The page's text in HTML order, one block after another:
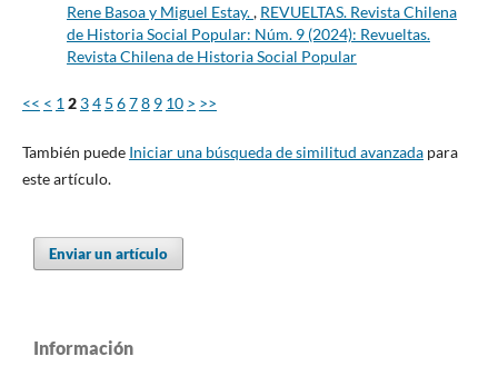
Rene Basoa y Miguel Estay., REVUELTAS. Revista Chilena
de Historia Social Popular: Núm. 9 (2024): Revueltas.
Revista Chilena de Historia Social Popular
<< < 1 2 34 5 678 9 10 > >>
También puede Iniciar una búsqueda de similitud avanzadapara
este artículo.
Enviar un artículo
Información